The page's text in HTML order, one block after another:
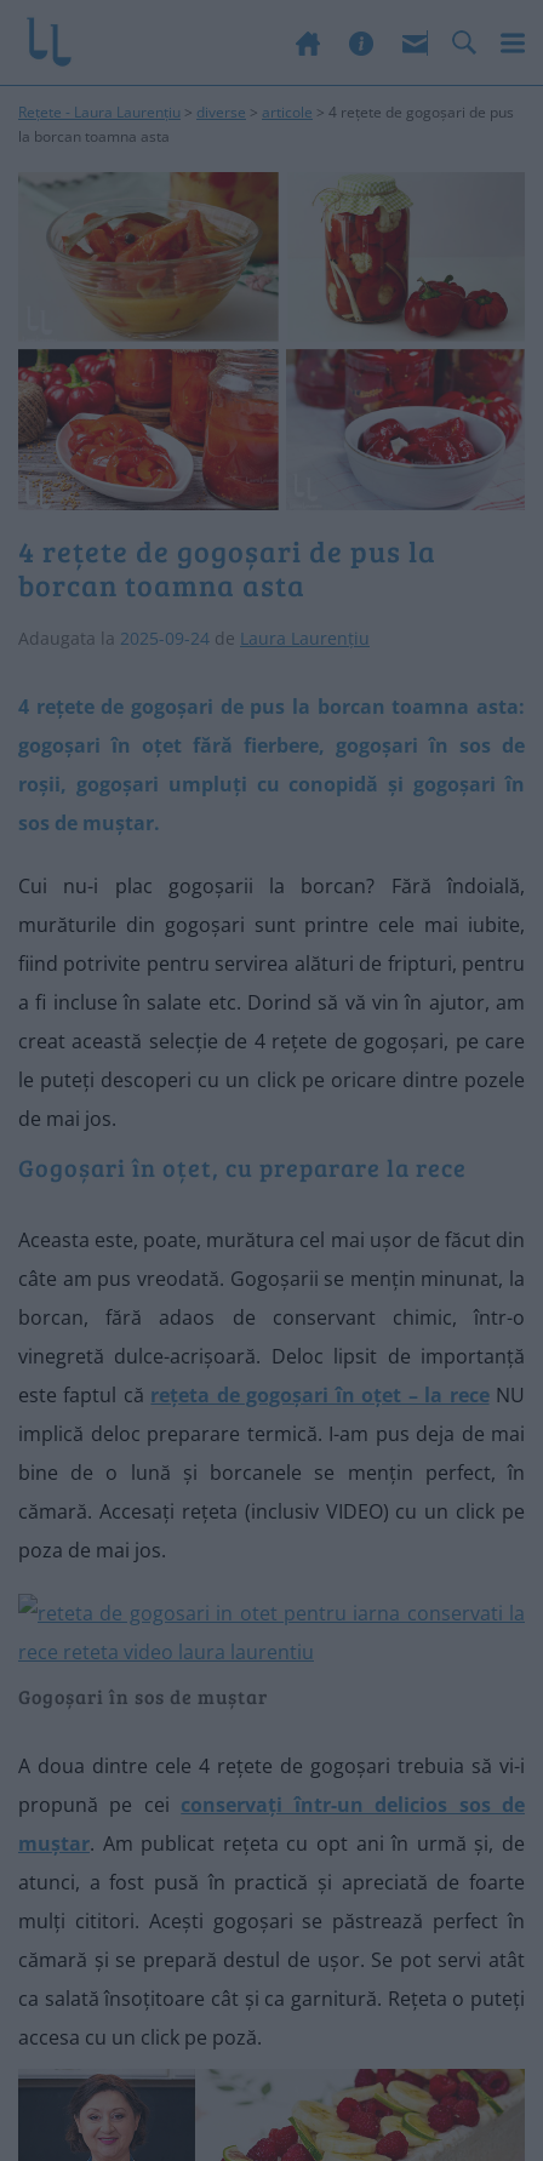
Rețete - Laura Laurențiu > diverse > articole > 4 rețete de gogoșari de pus
la borcan toamna asta
4 rețete de gogoșari de pus la
borcan toamna asta
Adaugata la 2025-09-24 de Laura Laurențiu
4 rețete de gogoșari de pus la borcan toamna asta:
gogoșari în oțet fără fierbere, gogoșari în sos de
roșii, gogoșari umpluți cu conopidă și gogoșari în
sos de muștar.
Cui nu-i plac gogoșarii la borcan? Fără îndoială,
murăturile din gogoșari sunt printre cele mai iubite,
fiind potrivite pentru servirea alături de fripturi, pentru
a fi incluse în salate etc. Dorind să vă vin în ajutor, am
creat această selecție de 4 rețete de gogoșari, pe care
le puteți descoperi cu un click pe oricare dintre pozele
de mai jos.
Gogoșari în oțet, cu preparare la rece
Aceasta este, poate, murătura cel mai ușor de făcut din
câte am pus vreodată. Gogoșarii se mențin minunat, la
borcan, fără adaos de conservant chimic, într-o
vinegretă dulce-acrișoară. Deloc lipsit de importanță
este faptul că rețeta de gogoșari în oțet – la receNU
implică deloc preparare termică. I-am pus deja de mai
bine de o lună și borcanele se mențin perfect, în
cămară. Accesați rețeta (inclusiv VIDEO) cu un click pe
poza de mai jos.
Gogoșari în sos de muștar
A doua dintre cele 4 rețete de gogoșari trebuia să vi-i
propună pe cei conservați într-un delicios sos de
muștar. Am publicat rețeta cu opt ani în urmă și, de
atunci, a fost pusă în practică și apreciată de foarte
mulți cititori. Acești gogoșari se păstrează perfect în
cămară și se prepară destul de ușor. Se pot servi atât
ca salată însoțitoare cât și ca garnitură. Rețeta o puteți
accesa cu un click pe poză.